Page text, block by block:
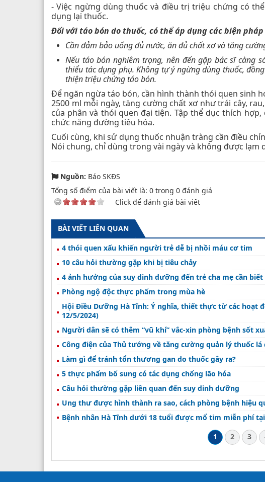
- Việc ngừng dùng thuốc và điều trị triệu chứng có
dụng lại thuốc.
Đối với táo bón do thuốc, có thể áp dụng các biện
Cần đảm bảo uống đủ nước, ăn đủ chất xơ và tăng
Nếu táo bón nghiêm trọng, nên đến gặp bác sĩ càng
thiểu tác dụng phụ. Không tự ý ngừng dùng thuốc,
thiện triệu chứng táo bón.
Để ngăn ngừa táo bón, cần hình thành thói quen sinh
2500 ml mỗi ngày, tăng cường chất xơ như trái cây,
của phân và thói quen đại tiện. Tập thể dục thích
chức năng đường tiêu hóa.
Cuối cùng, khi sử dụng thuốc nhuận tràng cần điều
Nói chung, chỉ dùng trong vài ngày và không được lạm
Nguồn: Báo SKĐS
Tổng số điểm của bài viết là: 0 trong 0 đánh giá
Click để đánh giá bài viết
BÀI VIẾT LIÊN QUAN
4 thói quen xấu khiến người trẻ dễ bị nhồi máu cơ tim
10 câu hỏi thường gặp khi bị tiêu chảy
4 ảnh hưởng của suy dinh dưỡng đến trẻ cha mẹ cần biết
Phòng ngộ độc thực phẩm trong mùa hè
Hội Điều Dưỡng Hà Tĩnh: Ý nghĩa, thiết thực từ các hoạt
12/5/2024)
Người dân sẽ có thêm “vũ khí” vắc-xin phòng bệnh sốt
Công điện của Thủ tướng về tăng cường quản lý thuốc
Làm gì để tránh tổn thương gan do thuốc gây ra?
5 thực phẩm bổ sung có tác dụng chống lão hóa
Câu hỏi thường gặp liên quan đến suy dinh dưỡng
Ung thư được hình thành ra sao, cách phòng bệnh hiệu
Bệnh nhân Hà Tĩnh dưới 18 tuổi được mổ tim miễn phí
1
2 3